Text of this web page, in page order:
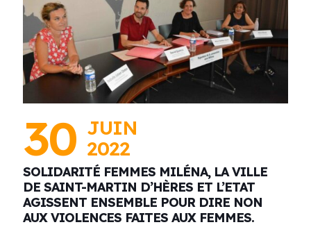
30 JUIN
2022
SOLIDARITÉ FEMMES MILÉNA, LA VILLE
DE SAINT-MARTIN D’HÈRES ET L’ETAT
AGISSENT ENSEMBLE POUR DIRE NON
AUX VIOLENCES FAITES AUX FEMMES.